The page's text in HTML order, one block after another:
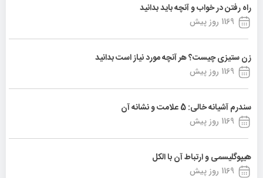
راه رفتن در خواب و آنچه باید بدانید
1169 روز پیش
زن ستیزی چیست؟ هر آنچه مورد نیاز است بدانید
1169 روز پیش
سندرم آشیانه خالی: 5 علامت و نشانه آن
1169 روز پیش
هیپوگلیسمی و ارتباط آن با الکل
1169 روز پیش